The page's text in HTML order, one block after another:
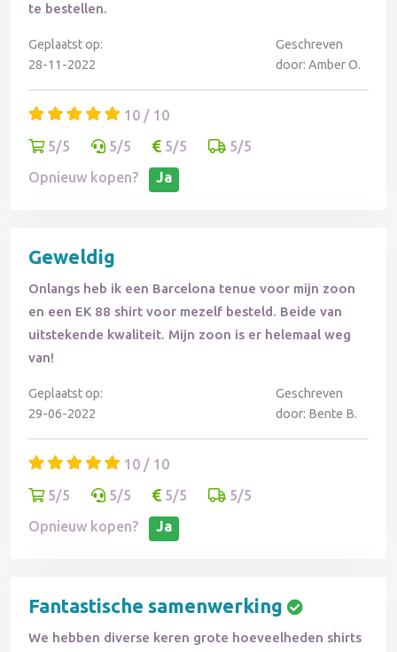
te bestellen.
Geplaatst op:
28-11-2022
Geschreven
door: Amber O.
10 / 10
5/5
5/5 5/5
5/5
Opnieuw kopen?
Ja
Geweldig
Onlangs heb ik een Barcelona tenue voor mijn zoon
en een EK 88 shirt voor mezelf besteld. Beide van
uitstekende kwaliteit. Mijn zoon is er helemaal weg
van!
Geplaatst op:
29-06-2022
Geschreven
door: Bente B.
10 / 10
5/5
5/5 5/5
5/5
Opnieuw kopen?
Ja
Fantastische samenwerking
We hebben diverse keren grote hoeveelheden shirts